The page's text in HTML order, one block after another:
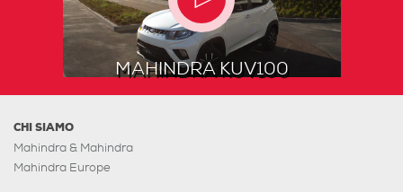
MAHINDRA KUV100
CHI SIAMO
Mahindra & Mahindra
Mahindra Europe